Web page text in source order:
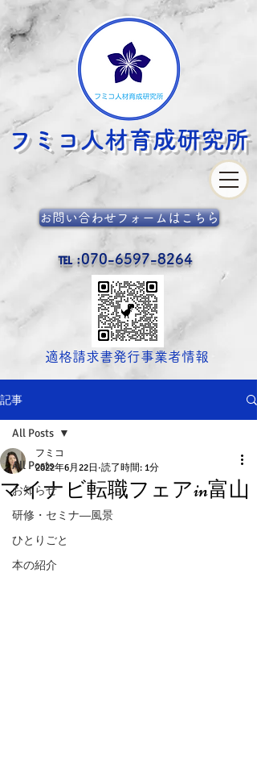
℡ :070-6597-8264
フミコ人材育成研究所
​適格請求書発行事業者情報
お問い合わせフォームはこちら
記事
All Posts
お知らせ
研修・セミナ―風景
ひとりごと
本の紹介
All Posts
マイナビ転職フェアin富山
フミコ
2022年6月22日 読了時間: 1分